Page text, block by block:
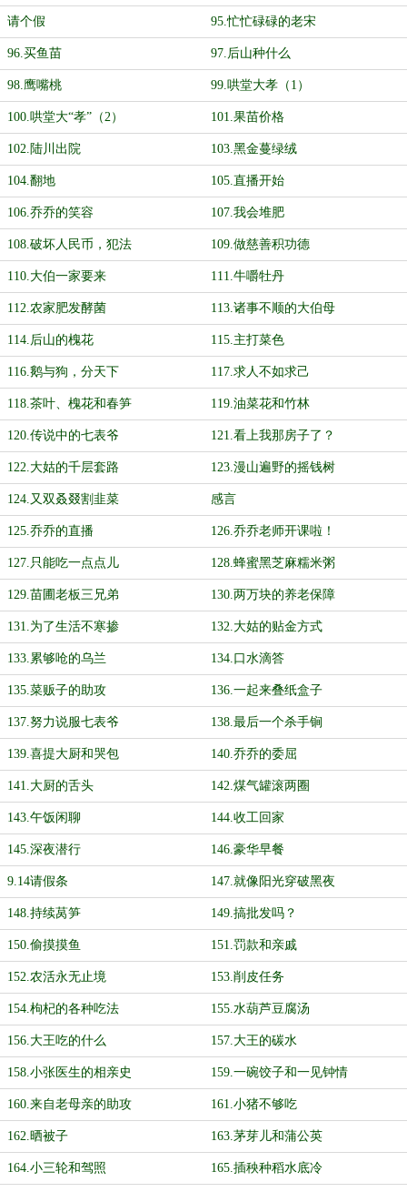
请个假 95.忙忙碌碌的老宋
96.买鱼苗 97.后山种什么
98.鹰嘴桃 99.哄堂大孝（1）
100.哄堂大“孝”（2） 101.果苗价格
102.陆川出院 103.黑金蔓绿绒
104.翻地 105.直播开始
106.乔乔的笑容 107.我会堆肥
108.破坏人民币，犯法 109.做慈善积功德
110.大伯一家要来 111.牛嚼牡丹
112.农家肥发酵菌 113.诸事不顺的大伯母
114.后山的槐花 115.主打菜色
116.鹅与狗，分天下 117.求人不如求己
118.茶叶、槐花和春笋 119.油菜花和竹林
120.传说中的七表爷 121.看上我那房子了？
122.大姑的千层套路 123.漫山遍野的摇钱树
124.又双叒叕割韭菜 感言
125.乔乔的直播 126.乔乔老师开课啦！
127.只能吃一点点儿 128.蜂蜜黑芝麻糯米粥
129.苗圃老板三兄弟 130.两万块的养老保障
131.为了生活不寒掺 132.大姑的贴金方式
133.累够呛的乌兰 134.口水滴答
135.菜贩子的助攻 136.一起来叠纸盒子
137.努力说服七表爷 138.最后一个杀手锏
139.喜提大厨和哭包 140.乔乔的委屈
141.大厨的舌头 142.煤气罐滚两圈
143.午饭闲聊 144.收工回家
145.深夜潜行 146.豪华早餐
9.14请假条 147.就像阳光穿破黑夜
148.持续莴笋 149.搞批发吗？
150.偷摸摸鱼 151.罚款和亲戚
152.农活永无止境 153.削皮任务
154.枸杞的各种吃法 155.水葫芦豆腐汤
156.大王吃的什么 157.大王的碳水
158.小张医生的相亲史 159.一碗饺子和一见钟情
160.来自老母亲的助攻 161.小猪不够吃
162.晒被子 163.茅芽儿和蒲公英
164.小三轮和驾照 165.插秧种稻水底冷